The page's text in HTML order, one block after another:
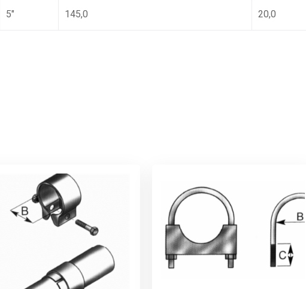
5″ 145,0 20,0